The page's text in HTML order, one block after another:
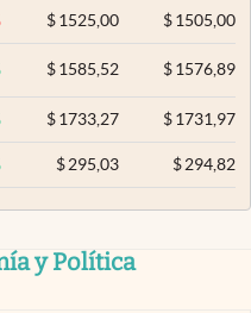
$ 1525,00 $1505,00
$ 1585,52 $1576,89
$ 1733,27 $1731,97
$ 295,03 $294,82
y Política